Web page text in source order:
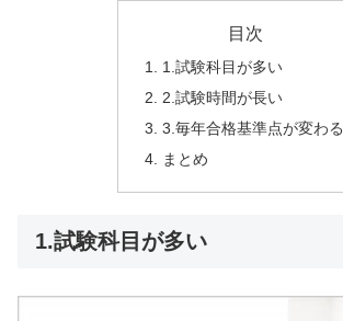
目次
1.試験科目が多い
2.試験時間が長い
3.毎年合格基準点が変わる
まとめ
1.試験科目が多い